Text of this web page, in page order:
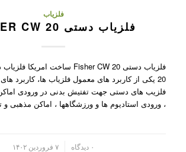
فلزیاب
فلزیاب دستی FISHER CW 20
20 یکی از کاربرد های معمول فلزیاب ها، کاربرد
فلزیب های دستی جهت تفتیش بدنی در ورودی
، ورودی استادیوم ها و ورزشگاهها ، اماکن مذهبی
۰ دیدگاه ۷ فروردین ۱۴۰۲